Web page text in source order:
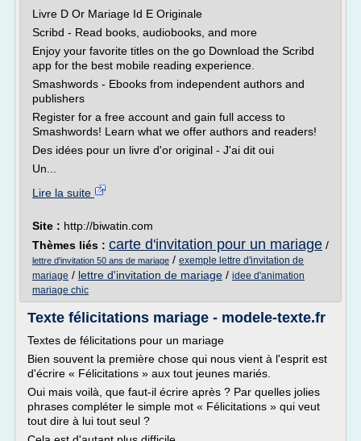
Livre D Or Mariage Id E Originale
Scribd - Read books, audiobooks, and more
Enjoy your favorite titles on the go Download the Scribd
app for the best mobile reading experience.
Smashwords - Ebooks from independent authors and
publishers
Register for a free account and gain full access to
Smashwords! Learn what we offer authors and readers!
Des idées pour un livre d'or original - J'ai dit oui
Un...
Lire la suite
Site : http://biwatin.com
Thèmes liés : carte d'invitation pour un mariage /
lettre d'invitation 50 ans de mariage / exemple lettre d'invitation de
mariage / lettre d'invitation de mariage / idee d'animation
mariage chic
Texte félicitations mariage - modele-texte.fr
Textes de félicitations pour un mariage
Bien souvent la première chose qui nous vient à l'esprit est
d'écrire « Félicitations » aux tout jeunes mariés.
Oui mais voilà, que faut-il écrire après ? Par quelles jolies
phrases compléter le simple mot « Félicitations » qui veut
tout dire à lui tout seul ?